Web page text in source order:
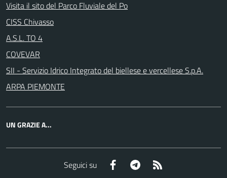
Visita il sito del Parco Fluviale del Po
CISS Chivasso
A.S.L. TO 4
COVEVAR
SII - Servizio Idrico Integrato del biellese e vercellese S.p.A.
ARPA PIEMONTE
UN GRAZIE A...
Seguici su Facebook Telegram